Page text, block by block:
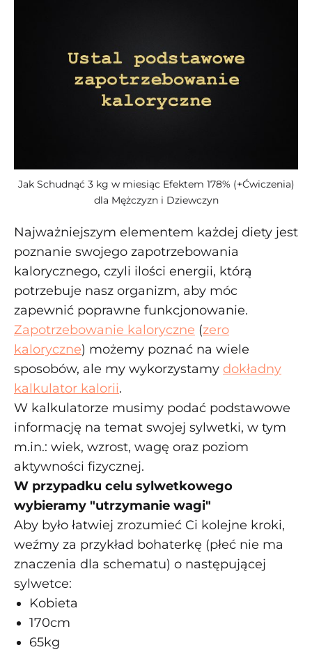
Jak Schudnąć 3 kg w miesiąc Efektem 178% (+Ćwiczenia)
dla Mężczyzn i Dziewczyn
Najważniejszym elementem każdej diety jest
poznanie swojego zapotrzebowania
kalorycznego, czyli ilości energii, którą
potrzebuje nasz organizm, aby móc
zapewnić poprawne funkcjonowanie.
Zapotrzebowanie kaloryczne (zero
kaloryczne) możemy poznać na wiele
sposobów, ale my wykorzystamy dokładny
kalkulator kalorii.
W kalkulatorze musimy podać podstawowe
informację na temat swojej sylwetki, w tym
m.in.: wiek, wzrost, wagę oraz poziom
aktywności fizycznej.
W przypadku celu sylwetkowego
wybieramy "utrzymanie wagi"
Aby było łatwiej zrozumieć Ci kolejne kroki,
weźmy za przykład bohaterkę (płeć nie ma
znaczenia dla schematu) o następującej
sylwetce:
Kobieta
170cm
65kg